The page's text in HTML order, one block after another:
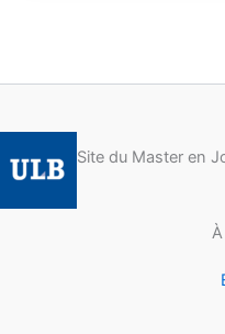
Site du Master en